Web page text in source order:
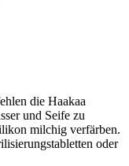
die Haakaa
und Seife zu
milchig verfärben.
oder